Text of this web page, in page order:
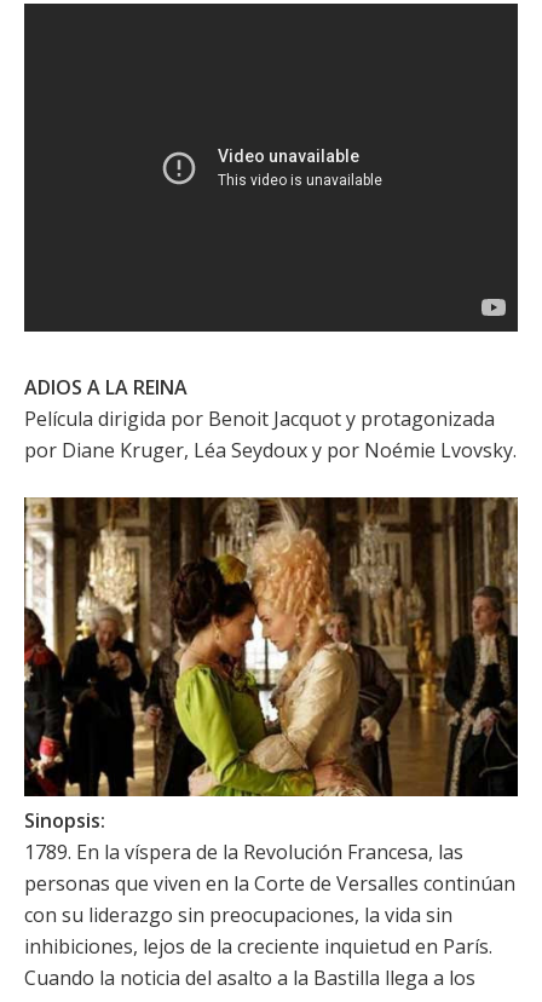
ADIOS A LA REINA
Película dirigida por Benoit Jacquoty protagonizada
por Diane Kruger, Léa Seydouxy por Noémie Lvovsky.
Sinopsis:
1789. En la víspera de la Revolución Francesa, las
personas que viven en la Corte de Versalles continúan
con su liderazgo sin preocupaciones, la vida sin
inhibiciones, lejos de la creciente inquietud en París.
Cuando la noticia del asalto a la Bastilla llega a los